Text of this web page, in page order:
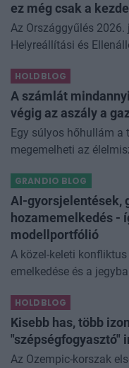
ez még csak a
Az Országgyűlés
Helyreállítási és
kapcsolódó
HOLDBLOG
A számlát
végig az aszály a
Egy súlyos hőhullám a
megemelheti az
még az állam
GRANDIO BLOG
AI-gyorsjelentések,
hozamemelkedés -
modellportfólió
A közel-keleti
emelkedése és a
miközben a jelentő
HOLDBLOG
Kisebb has, több
"szépségfogyasztó"
Az Ozempic-korszak